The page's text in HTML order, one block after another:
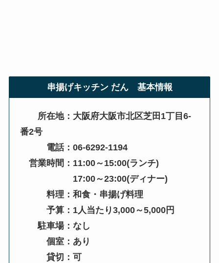
串揚げキッチン だん 基本情報
所在地：大阪府大阪市北区芝田1丁目6-
番2号
電話：06-6292-1194
営業時間：11:00～15:00(ランチ)
17:00～23:00(ディナー)
料理：和食・串揚げ料理
予算：1人当たり3,000～5,000円
駐車場：なし
個室：あり
貸切：可